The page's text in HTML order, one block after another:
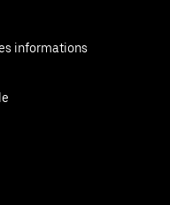
informations